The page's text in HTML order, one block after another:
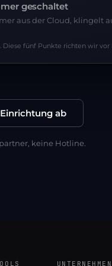
geschaltet
aus der Cloud, klingelt
Diese fünf Punkte richten wir
ab
keine Hotline.
UNTERNEHMEN